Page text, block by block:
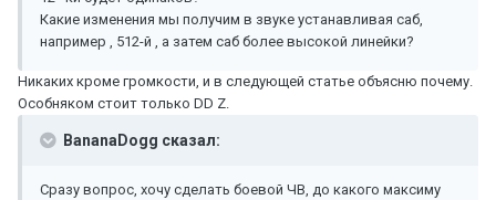
Какие изменения мы получим в звуке устанавливая саб,
например , 512-й , а затем саб более высокой линейки?
Никаких кроме громкости, и в следующей статье объясню почему.
Особняком стоит только DD Z.
BananaDogg сказал:
Сразу вопрос, хочу сделать боевой ЧВ, до какого максиму